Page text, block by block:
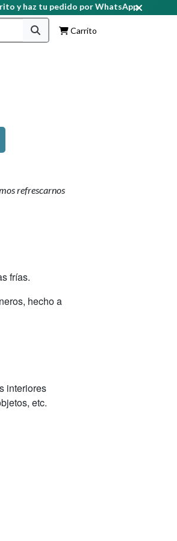
haz tu pedido por WhatsApp
Carrito
refrescarnos
frías.
hecho a
interiores
etc.